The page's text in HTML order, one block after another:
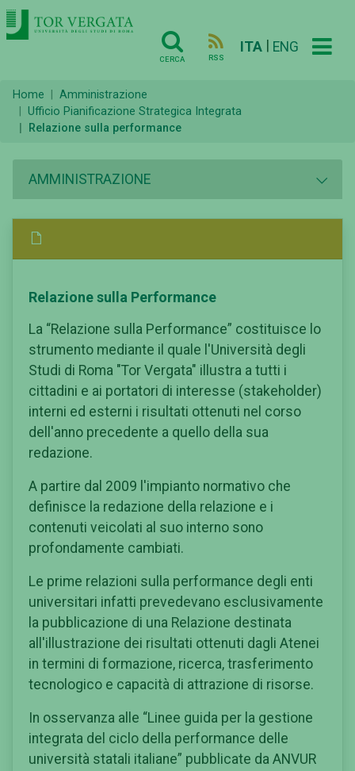
CERCA RSS
ITA ENG
Home
Amministrazione
Ufficio Pianificazione Strategica Integrata
Relazione sulla performance
AMMINISTRAZIONE
Relazione sulla Performance
La “Relazione sulla Performance” costituisce lo
strumento mediante il quale l'Università degli
Studi di Roma "Tor Vergata" illustra a tutti i
cittadini e ai portatori di interesse (stakeholder)
interni ed esterni i risultati ottenuti nel corso
dell'anno precedente a quello della sua
redazione.
A partire dal 2009 l'impianto normativo che
definisce la redazione della relazione e i
contenuti veicolati al suo interno sono
profondamente cambiati.
Le prime relazioni sulla performance degli enti
universitari infatti prevedevano esclusivamente
la pubblicazione di una Relazione destinata
all'illustrazione dei risultati ottenuti dagli Atenei
in termini di formazione, ricerca, trasferimento
tecnologico e capacità di attrazione di risorse.
In osservanza alle “Linee guida per la gestione
integrata del ciclo della performance delle
università statali italiane” pubblicate da ANVUR